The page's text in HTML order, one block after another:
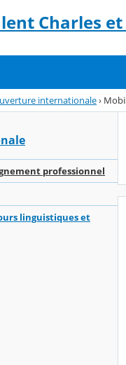
Charles
internationale›
professionnel
linguistiques et